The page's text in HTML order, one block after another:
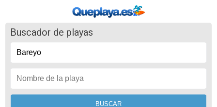
Buscador de playas